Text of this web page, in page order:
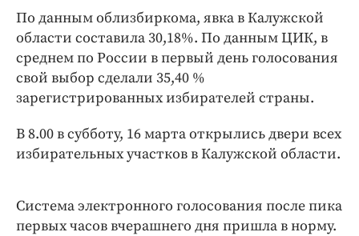
ПРОЕКТЫ
Блоги
Издания
Медиаперсона
Интересное чтиво
Клиника года
Работодатель года
По данным облизбиркома, явка в Калужской
области составила 30,18%. По данным ЦИК, в
среднем по России в первый день голосования
свой выбор сделали 35,40 %
зарегистрированных избирателей страны.
В 8.00 в субботу, 16 марта открылись двери всех
избирательных участков в Калужской области.
Система электронного голосования после пика
первых часов вчерашнего дня пришла в норму.